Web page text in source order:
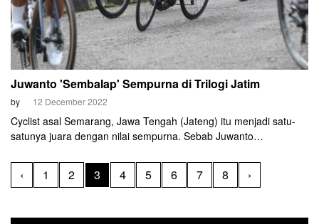
Juwanto 'Sembalap' Sempurna di Trilogi Jatim
by 12 December 2022
Cyclist asal Semarang, Jawa Tengah (Jateng) itu menjadi satu-
satunya juara dengan nilai sempurna. Sebab Juwanto
‹ 1 2 3 4 5 6 7 8 ›